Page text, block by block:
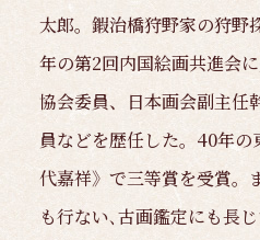
太郎。鍜治橋狩野家の狩野
年の第2回内国絵画共進会
協会委員、日本画会副主任
員などを歴任した。40年
代嘉祥》で三等賞を受賞。
も行ない､古画鑑定にも長